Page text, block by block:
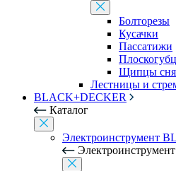
Болторезы
Кусачки
Пассатижи
Щипцы
Лестницы и
BLACK+DECKER
Каталог
Электроинструмент